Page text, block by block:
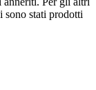
sono stati prodotti